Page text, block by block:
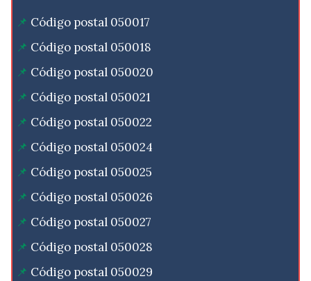
Código postal 050017
Código postal 050018
Código postal 050020
Código postal 050021
Código postal 050022
Código postal 050024
Código postal 050025
Código postal 050026
Código postal 050027
Código postal 050028
Código postal 050029